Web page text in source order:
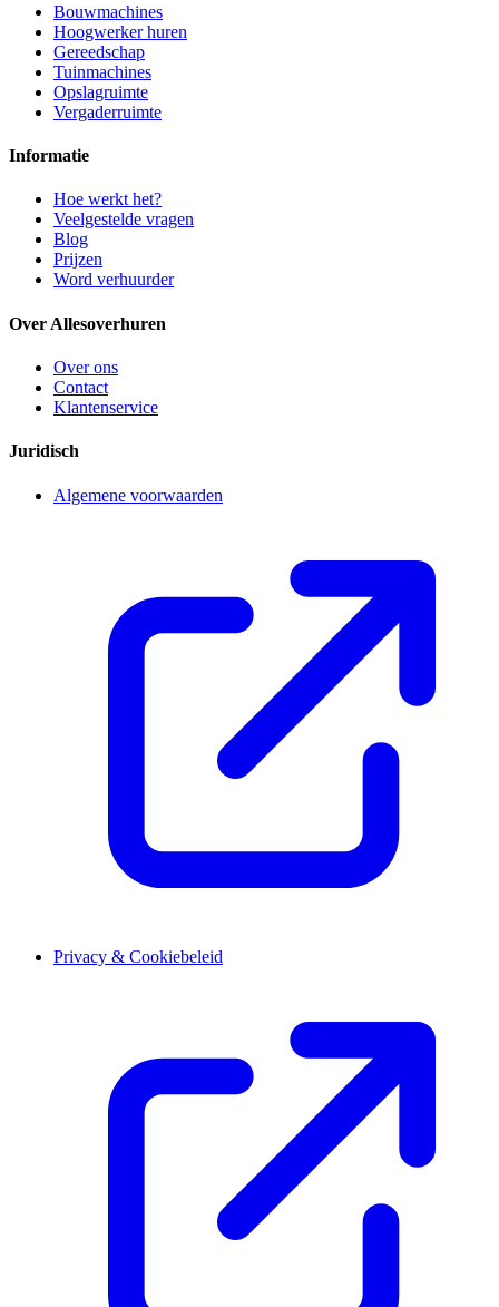
Bouwmachines
Hoogwerker huren
Gereedschap
Tuinmachines
Opslagruimte
Vergaderruimte
Informatie
Hoe werkt het?
Veelgestelde vragen
Blog
Prijzen
Word verhuurder
Over Allesoverhuren
Over ons
Contact
Klantenservice
Juridisch
Algemene voorwaarden
Privacy & Cookiebeleid